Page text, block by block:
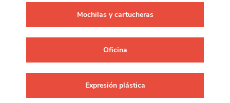
Mochilas y cartucheras
Oficina
Expresión plástica